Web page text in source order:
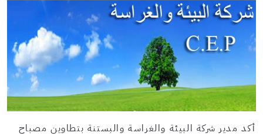
أكد مدير شركة البيئة والغراسة والبستنة بتطاوين مصباح